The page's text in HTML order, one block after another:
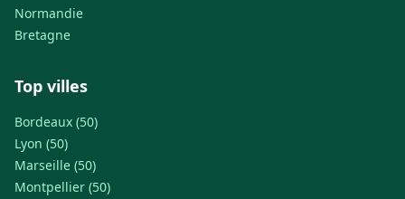
Normandie
Bretagne
Top villes
Bordeaux (50)
Lyon (50)
Marseille (50)
Montpellier (50)